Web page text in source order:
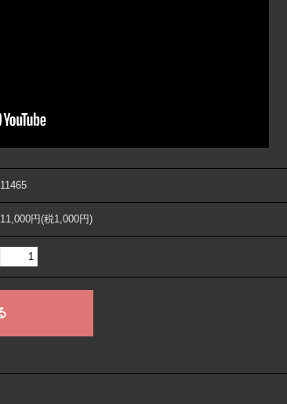
11465
11,000円(税1,000円)